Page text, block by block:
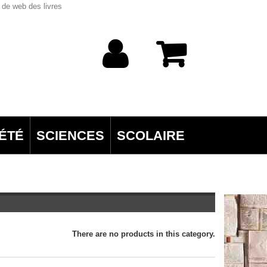
web des livres
SCIENCES SCOLAIRE
There are no products in this category.